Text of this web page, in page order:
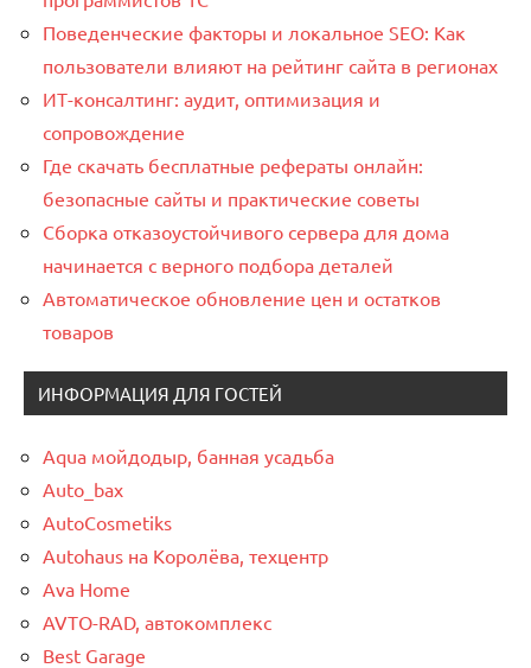
Поведенческие факторы и локальное SEO: Как
пользователи влияют на рейтинг сайта в регионах
ИТ-консалтинг: аудит, оптимизация и
сопровождение
Где скачать бесплатные рефераты онлайн:
безопасные сайты и практические советы
Сборка отказоустойчивого сервера для дома
начинается с верного подбора деталей
Автоматическое обновление цен и остатков
товаров
ИНФОРМАЦИЯ ДЛЯ ГОСТЕЙ
Aqua мойдодыр, банная усадьба
Auto_bax
AutoCosmetiks
Autohaus на Королёва, техцентр
Ava Home
AVTO-RAD, автокомплекс
Best Garage